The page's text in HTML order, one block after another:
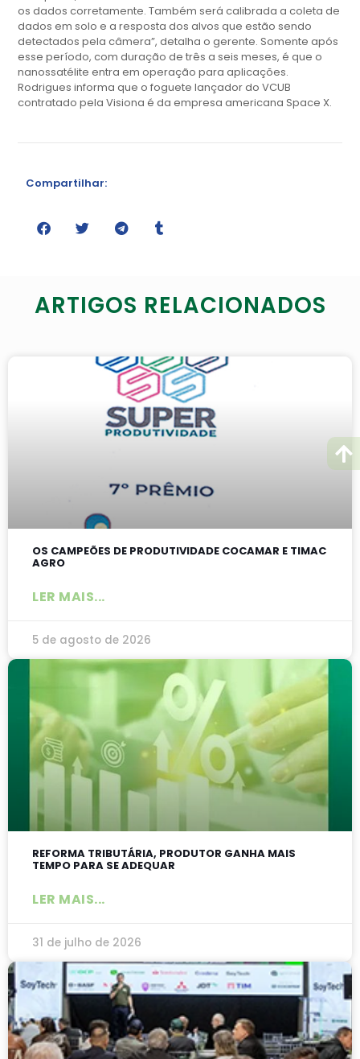
os dados corretamente. Também será calibrada a coleta de
dados em solo e a resposta dos alvos que estão sendo
detectados pela câmera”, detalha o gerente. Somente após
esse período, com duração de três a seis meses, é que o
nanossatélite entra em operação para aplicações.
Rodrigues informa que o foguete lançador do VCUB
contratado pela Visiona é da empresa americana Space X.
Compartilhar:
ARTIGOS RELACIONADOS
OS CAMPEÕES DE PRODUTIVIDADE COCAMAR E TIMAC
AGRO
LER MAIS...
5 de agosto de 2026
REFORMA TRIBUTÁRIA, PRODUTOR GANHA MAIS
TEMPO PARA SE ADEQUAR
LER MAIS...
31 de julho de 2026